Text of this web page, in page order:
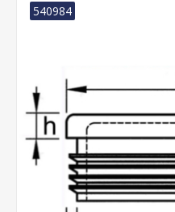
540984